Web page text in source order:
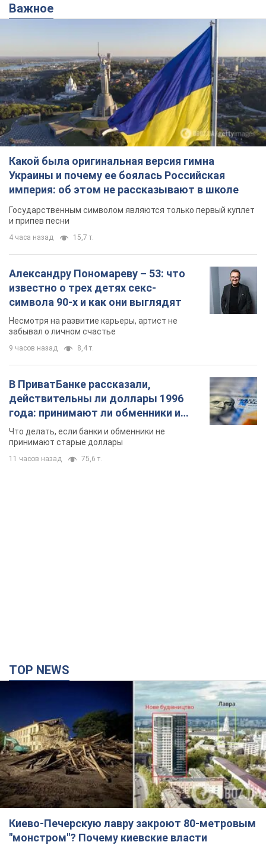
Важное
Какой была оригинальная версия гимна
Украины и почему ее боялась Российская
империя: об этом не рассказывают в школе
Государственным символом являются только первый куплет
и припев песни
4 часа назад 15,7 т.
Александру Пономареву – 53: что
известно о трех детях секс-
символа 90-х и как они выглядят
Несмотря на развитие карьеры, артист не
забывал о личном счастье
9 часов назад 8,4 т.
В ПриватБанке рассказали,
действительны ли доллары 1996
года: принимают ли обменники и
банки такие купюры
Что делать, если банки и обменники не
принимают старые доллары
11 часов назад 75,6 т.
TOP NEWS
Киево-Печерскую лавру закроют 80-метровым
"монстром"? Почему киевские власти